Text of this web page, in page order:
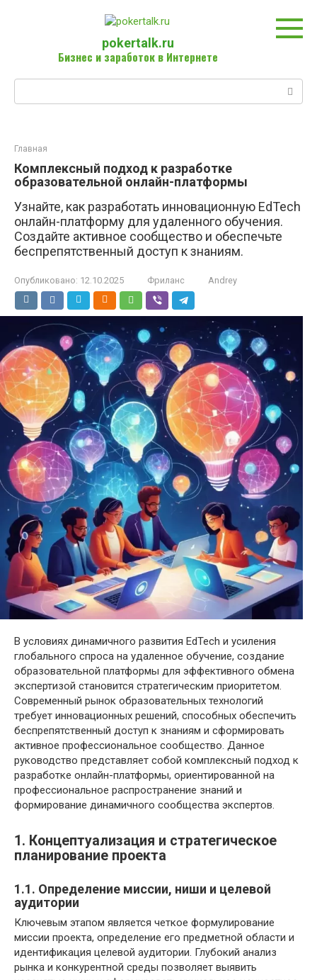
pokertalk.ru
Бизнес и заработок в Интернете
Главная
Комплексный подход к разработке
образовательной онлайн-платформы
Узнайте, как разработать инновационную EdTech
онлайн-платформу для удаленного обучения.
Создайте активное сообщество и обеспечьте
беспрепятственный доступ к знаниям.
Опубликовано: 12.10.2025 Фриланс Andrey
В условиях динамичного развития EdTech и усиления
глобального спроса на удаленное обучение, создание
образовательной платформы для эффективного обмена
экспертизой становится стратегическим приоритетом.
Современный рынок образовательных технологий
требует инновационных решений, способных обеспечить
беспрепятственный доступ к знаниям и сформировать
активное профессиональное сообщество. Данное
руководство представляет собой комплексный подход к
разработке онлайн-платформы, ориентированной на
профессиональное распространение знаний и
формирование динамичного сообщества экспертов.
1. Концептуализация и стратегическое
планирование проекта
1.1. Определение миссии, ниши и целевой
аудитории
Ключевым этапом является четкое формулирование
миссии проекта, определение его предметной области и
идентификация целевой аудитории. Глубокий анализ
рынка и конкурентной среды позволяет выявить